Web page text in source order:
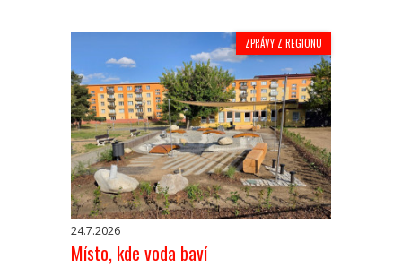
ZPRÁVY Z REGIONU
24.7.2026
Místo, kde voda baví